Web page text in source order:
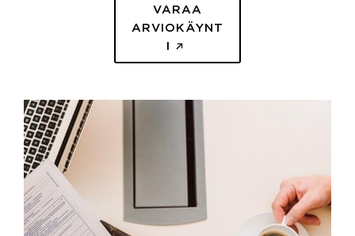
VARAA
ARVIOKÄYNT